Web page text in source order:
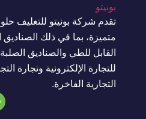
تقدم شركة بونيتو للتغليف
متميزة، بما في ذلك الصناديق
القابل للطي والصناديق
للتجارة الإلكترونية وتجارة
التجارية الفاخرة.